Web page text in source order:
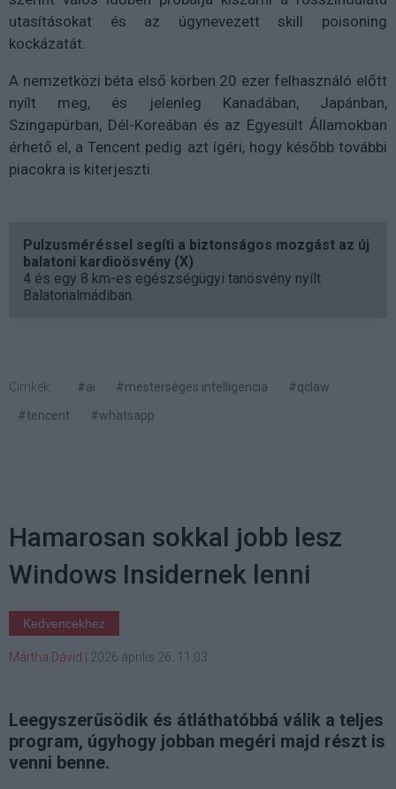
utasításokat és az úgynevezett skill poisoning
kockázatát.
A nemzetközi béta első körben 20 ezer felhasználó előtt
nyílt meg, és jelenleg Kanadában, Japánban,
Szingapúrban, Dél-Koreában és az Egyesült Államokban
érhető el, a Tencent pedig azt ígéri, hogy később további
piacokra is kiterjeszti.
Pulzusméréssel segíti a biztonságos mozgást az új
balatoni kardioösvény (X)
4 és egy 8 km-es egészségügyi tanösvény nyílt
Balatonalmádiban.
Címkék: #ai #mesterséges intelligencia
#qclaw
#tencent
#whatsapp
Hamarosan sokkal jobb lesz
Windows Insidernek lenni
Kedvencekhez
Mártha Dávid 2026 április 26. 11:03
Leegyszerűsödik és átláthatóbbá válik a teljes
program, úgyhogy jobban megéri majd részt is
venni benne.